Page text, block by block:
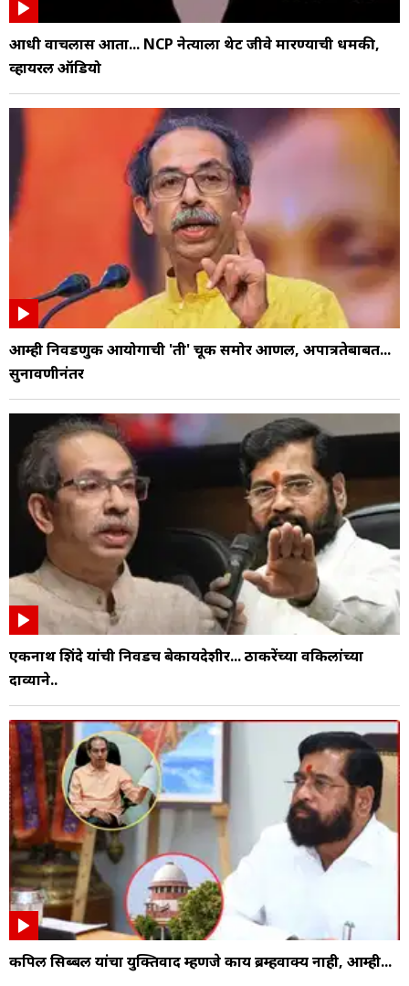
आधी वाचलास आता... NCP नेत्याला थेट जीवे मारण्याची धमकी,
व्हायरल ऑडियो
आम्ही निवडणुक आयोगाची 'ती' चूक समोर आणली, अपात्रतेबाबत...
सुनावणीनंतर
एकनाथ शिंदे यांची निवडच बेकायदेशीर... ठाकरेंच्या वकिलांच्या
दाव्याने..
कपिल सिब्बल यांचा युक्तिवाद म्हणजे काय ब्रम्हवाक्य नाही, आम्ही...